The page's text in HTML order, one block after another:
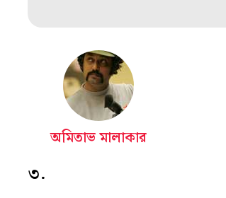
অমিতাভ মালাকার
৩.